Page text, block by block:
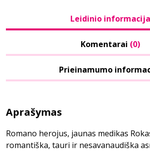
Leidinio informacija
Komentarai (0)
Prieinamumo
Aprašymas
Romano herojus, jaunas medikas
romantiška, tauri ir nesavanaudiška